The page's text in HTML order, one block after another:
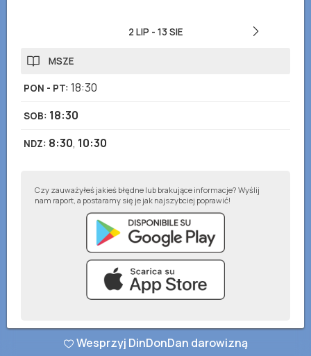
2 LIP - 13 SIE
MSZE
PON - PT: 18:30
SOB: 18:30
NDZ: 8:30, 10:30
Czy zauważyłeś jakieś błędne lub brakujące informacje? Wyślij
nam raport, a postaramy się je jak najszybciej poprawić!
© DinDonDan App 2026–Polityka prywatności–Dodaj do swojej strony
Wesprzyj DinDonDan darowizną